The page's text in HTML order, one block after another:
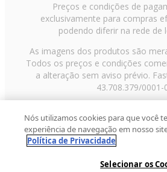
Preços e condições de
exclusivamente para compras
podendo diferir na rede de
As imagens dos produtos são
Todos os preços e condições
a alteração sem aviso prévio.
43.708.379/0001-
Paulo/SP, CEP 02029-001,
2013 Fast Shop - Todos os
Nós utilizamos cookies para que você
experiência de navegação em nosso
Política de Privacidade
Selecionar os